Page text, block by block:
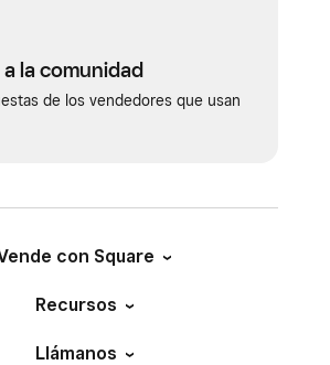
la comunidad
de los vendedores que usan
con Square
Recursos
Llámanos